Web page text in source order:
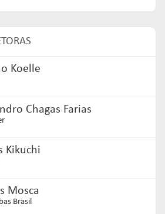
Koelle
Chagas Farias
Kikuchi
Mosca
Brasil